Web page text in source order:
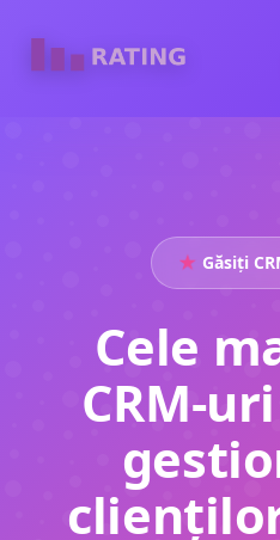
Găsiți
Cele
CRM-